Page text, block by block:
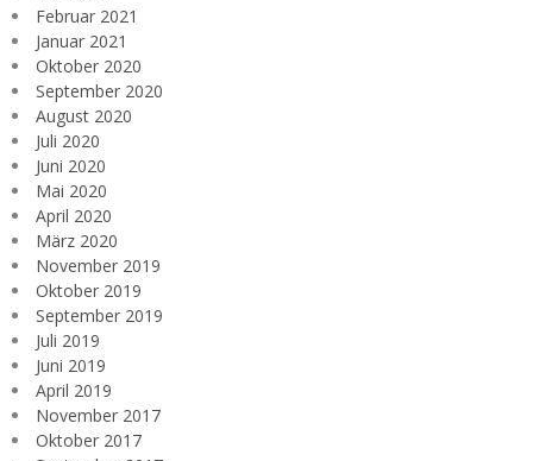
Februar 2021
Januar 2021
Oktober 2020
September 2020
August 2020
Juli 2020
Juni 2020
Mai 2020
April 2020
März 2020
November 2019
Oktober 2019
September 2019
Juli 2019
Juni 2019
April 2019
November 2017
Oktober 2017